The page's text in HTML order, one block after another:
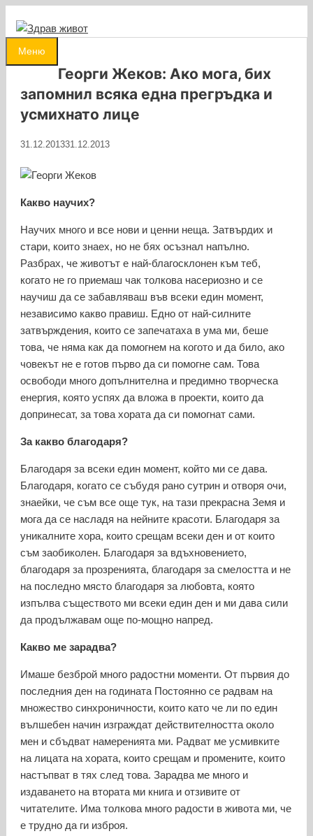
съдържанието
Меню
Георги Жеков: Ако мога, бих
запомнил всяка една прегръдка и
усмихнато лице
31.12.201331.12.2013
Какво научих?
Научих много и все нови и ценни неща. Затвърдих и
стари, които знаех, но не бях осъзнал напълно.
Разбрах, че животът е най-благосклонен към теб,
когато не го приемаш чак толкова насериозно и се
научиш да се забавляваш във всеки един момент,
независимо какво правиш. Едно от най-силните
затвърждения, които се запечатаха в ума ми, беше
това, че няма как да помогнем на когото и да било, ако
човекът не е готов първо да си помогне сам. Това
освободи много допълнителна и предимно творческа
енергия, която успях да вложа в проекти, които да
допринесат, за това хората да си помогнат сами.
За какво благодаря?
Благодаря за всеки един момент, който ми се дава.
Благодаря, когато се събудя рано сутрин и отворя очи,
знаейки, че съм все още тук, на тази прекрасна Земя и
мога да се насладя на нейните красоти. Благодаря за
уникалните хора, които срещам всеки ден и от които
съм заобиколен. Благодаря за вдъхновението,
благодаря за прозренията, благодаря за смелостта и не
на последно място благодаря за любовта, която
изпълва съществото ми всеки един ден и ми дава сили
да продължавам още по-мощно напред.
Какво ме зарадва?
Имаше безброй много радостни моменти. От първия до
последния ден на годината Постоянно се радвам на
множество синхроничности, които като че ли по един
вълшебен начин изграждат действителността около
мен и сбъдват намеренията ми. Радват ме усмивките
на лицата на хората, които срещам и промените, които
настъпват в тях след това. Зарадва ме много и
издаването на втората ми книга и отзивите от
читателите. Има толкова много радости в живота ми, че
е трудно да ги изброя.